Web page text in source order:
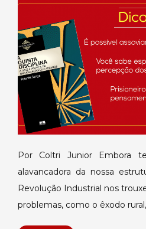
Por Coltri Junior Embora
alavancadora da nossa
Revolução Industrial nos
problemas, como o êxodo